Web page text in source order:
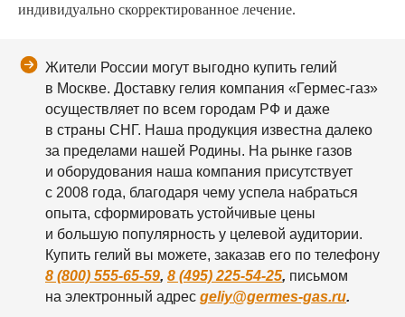
индивидуально скорректированное лечение.
Жители России могут выгодно купить гелий
в Москве. Доставку гелия компания «Гермес-газ»
осуществляет по всем городам РФ и даже
в страны СНГ. Наша продукция известна далеко
за пределами нашей Родины. На рынке газов
и оборудования наша компания присутствует
с 2008 года, благодаря чему успела набраться
опыта, сформировать устойчивые цены
и большую популярность у целевой аудитории.
Купить гелий вы можете, заказав его по телефону
8 (800) 555-65-59, 8 (495) 225-54-25, письмом
на электронный адрес geliy@germes-gas.ru.